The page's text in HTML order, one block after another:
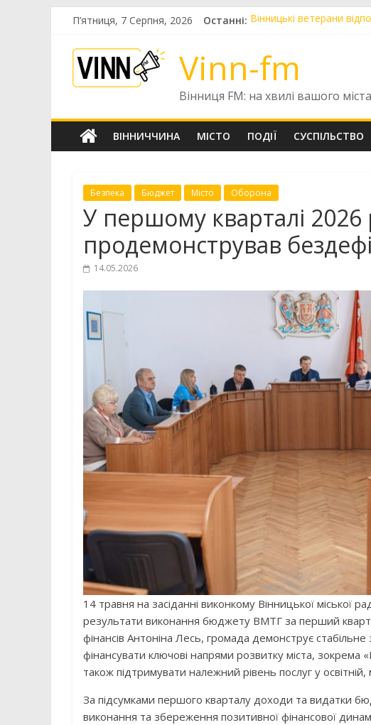
content
П’ятниця, 7 Серпня, 2026 Останні: Вінницькі ветерани
«Цілодобова варта»: де
Чотири випускники з
Vinn-fm
Вінниця FM: на хвилі вашого міста
ВІННИЧЧИНА МІСТО ПОДІЇ СУСПІЛЬСТВО
Безпека Бюджет Місто Оборона
У першому кварталі
продемонстрував
14.05.2026
14 травня на засіданні виконкому Вінницької міської
результати виконання бюджету ВМТГ за перший
фінансів Антоніна Лесь, громада демонструє
фінансувати ключові напрями розвитку міста, зокрема
також підтримувати належний рівень послуг у
За підсумками першого кварталу доходи та видатки
виконання та збереження позитивної фінансової